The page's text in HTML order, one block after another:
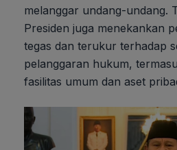
melanggar undang-undang.
Presiden juga menekankan
tegas dan terukur terhadap
pelanggaran hukum,
fasilitas umum dan aset